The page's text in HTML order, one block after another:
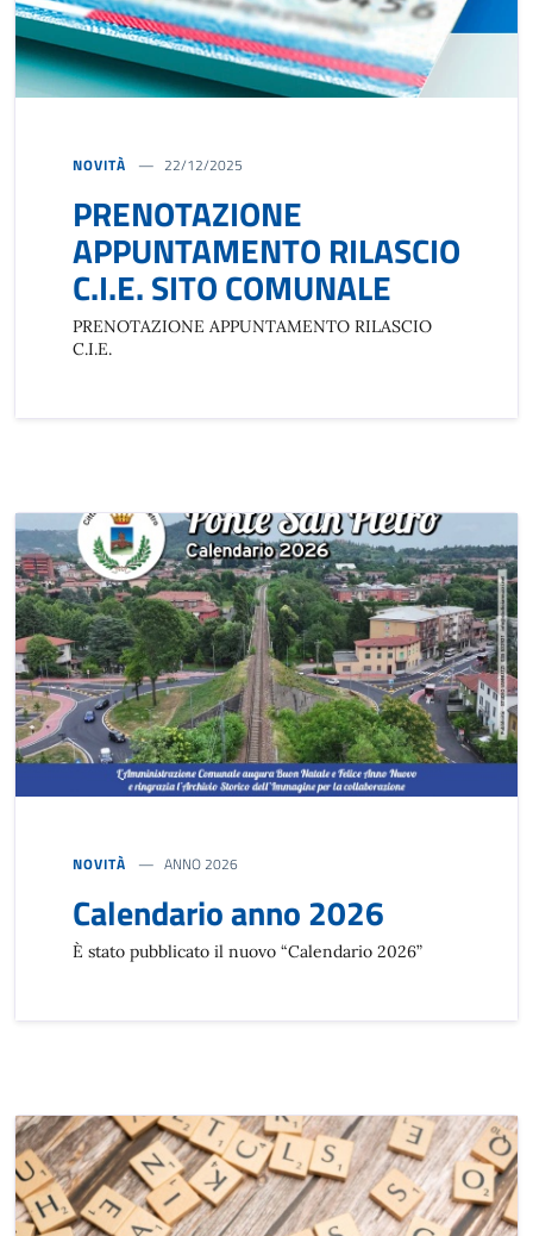
NOVITÀ 22/12/2025
PRENOTAZIONE
APPUNTAMENTO RILASCIO
C.I.E. SITO COMUNALE
PRENOTAZIONE APPUNTAMENTO RILASCIO
C.I.E.
NOVITÀ ANNO 2026
Calendario anno 2026
È stato pubblicato il nuovo “Calendario 2026”